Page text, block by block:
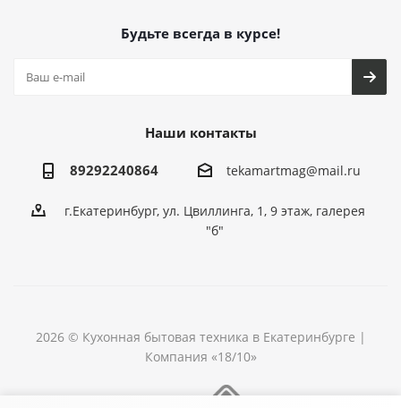
Будьте всегда в курсе!
Наши контакты
89292240864 tekamartmag@mail.ru
г.Екатеринбург, ул. Цвиллинга, 1, 9 этаж, галерея
"б"
2026 © Кухонная бытовая техника в Екатеринбурге |
Компания «18/10»